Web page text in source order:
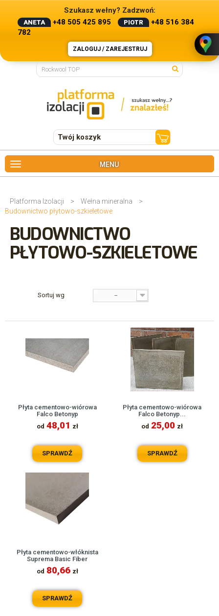
Szukasz wełny? Zadzwoń:
ANETA +48 505 425 895 PIOTR
+48 516 384
782
ZALOGUJ / ZAREJESTRUJ
Twój koszyk
MENU
Platforma Izolacji > Wełna mineralna
>
Budownictwo płytowo-szkieletowe
BUDOWNICTWO
PŁYTOWO-SZKIELETOWE
Sortuj wg --
Płyta cementowo-wiórowa
Falco Betonyp
od 48,01 zł
SPRAWDŹ
Płyta cementowo-wiórowa
Falco Betonyp...
od 25,00 zł
SPRAWDŹ
Płyta cementowo-włóknista
Suprema Basic Fiber
od 80,66 zł
SPRAWDŹ